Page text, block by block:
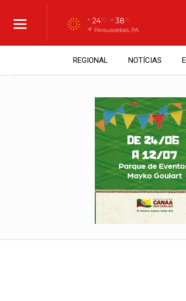
24°C 38°C
Parauapebas, PA
REGIONAL NOTÍCIAS